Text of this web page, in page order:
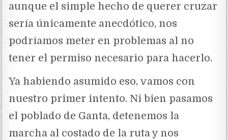
aunque el simple hecho de querer cruzar
sería únicamente anecdótico, nos
podríamos meter en problemas al no
tener el permiso necesario para hacerlo.
Ya habiendo asumido eso, vamos con
nuestro primer intento. Ni bien pasamos
el poblado de Ganta, detenemos la
marcha al costado de la ruta y nos